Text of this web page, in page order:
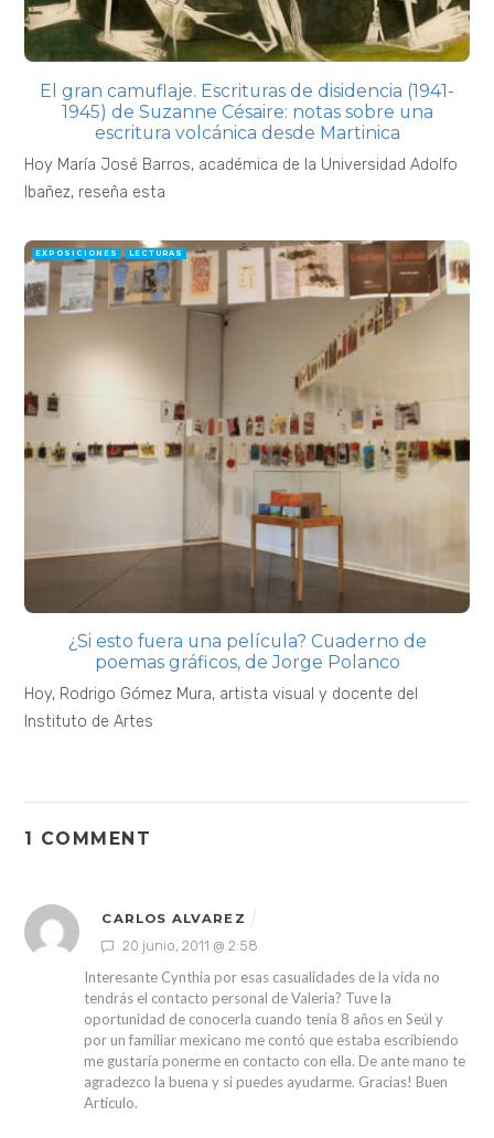
El gran camuflaje. Escrituras de disidencia (1941-
1945) de Suzanne Césaire: notas sobre una
escritura volcánica desde Martinica
Hoy María José Barros, académica de la Universidad Adolfo
Ibañez, reseña esta
EXPOSICIONES LECTURAS
¿Si esto fuera una película? Cuaderno de
poemas gráficos, de Jorge Polanco
Hoy, Rodrigo Gómez Mura, artista visual y docente del
Instituto de Artes
1 COMMENT
CARLOS ALVAREZ
20 junio, 2011 @ 2:58
Interesante Cynthia por esas casualidades de la vida no
tendrás el contacto personal de Valeria? Tuve la
oportunidad de conocerla cuando tenía 8 años en Seúl y
por un familiar mexicano me contó que estaba escribiendo
me gustaría ponerme en contacto con ella. De ante mano te
agradezco la buena y si puedes ayudarme. Gracias! Buen
Artículo.